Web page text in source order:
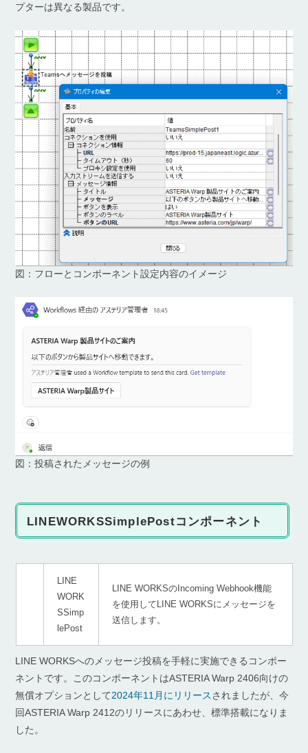
プターは異なる製品です。
図：フローとコンポーネント設定内容のイメージ
図：投稿されたメッセージの例
LINEWORKSSimplePostコンポーネント
LINE
WORK
SSimp
lePost
LINE WORKSのIncoming Webhook機能
を使用してLINE WORKSにメッセージを
送信します。
LINE WORKSへのメッセージ投稿を手軽に実施できるコンポー
ネントです。このコンポーネントはASTERIA Warp 2406向けの
無償オプションとして2024年11月にリリース されましたが、今
回ASTERIA Warp 2412のリリースにあわせ、標準搭載になりま
した。